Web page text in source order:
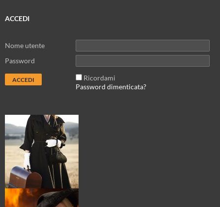
ACCEDI
Nome utente
Password
Ricordami
Password dimenticata?